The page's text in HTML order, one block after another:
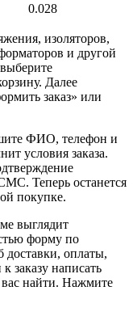
0.028
изоляторов,
и другой
Далее
заказ» или
ФИО, телефон и
условия заказа.
Теперь останется
покупке.
выглядит
форму по
доставки, оплаты,
заказу написать
найти. Нажмите